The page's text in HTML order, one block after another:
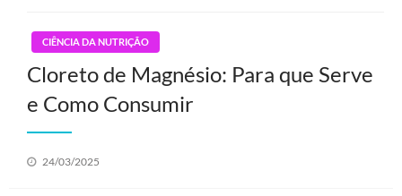
CIÊNCIA DA NUTRIÇÃO
Cloreto de Magnésio: Para que Serve
e Como Consumir
Posted
24/03/2025